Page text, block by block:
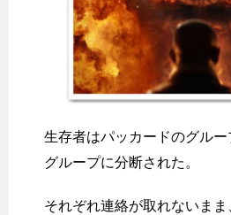
生存者はパッカードのグル
グループに分断された。
それぞれ連絡が取れないま